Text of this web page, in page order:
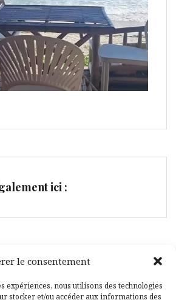
le consentement
expériences, nous utilisons des technologies
stocker et/ou accéder aux informations des
ici :